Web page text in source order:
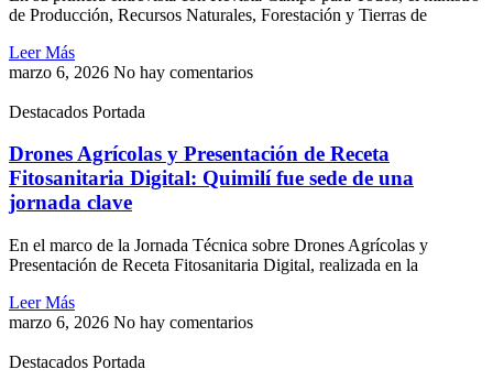
de Producción, Recursos Naturales, Forestación y Tierras de
Leer Más
marzo 6, 2026 No hay comentarios
Destacados Portada
Drones Agrícolas y Presentación de Receta
Fitosanitaria Digital: Quimilí fue sede de una
jornada clave
En el marco de la Jornada Técnica sobre Drones Agrícolas y
Presentación de Receta Fitosanitaria Digital, realizada en la
Leer Más
marzo 6, 2026 No hay comentarios
Destacados Portada